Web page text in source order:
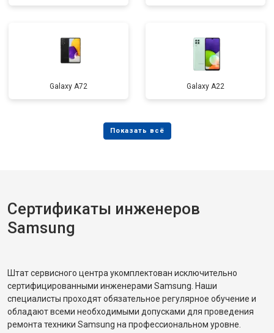
Galaxy A72 Galaxy А22
Сертификаты инженеров
Samsung
Штат сервисного центра укомплектован исключительно
сертифицированными инженерами Samsung. Наши
специалисты проходят обязательное регулярное обучение и
обладают всеми необходимыми допусками для проведения
ремонта техники Samsung на профессиональном уровне.